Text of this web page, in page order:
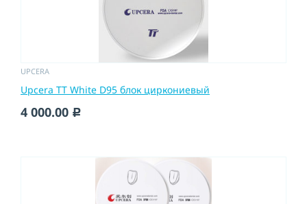
UPCERA
Upcera TT White D95 блок циркониевый
4 000.00 c